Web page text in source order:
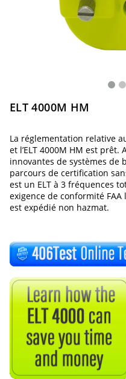
ELT 4000M HM
La réglementation relative
et l’ELT 4000M HM est prêt.
innovantes de systèmes de
parcours de certification
est un ELT à 3 fréquences
exigence de conformité
est expédié non hazmat.